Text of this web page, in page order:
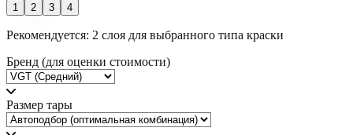
1 2 3 4
Рекомендуется: 2 слоя для выбранного типа краски
Бренд (для оценки стоимости)
Размер тары